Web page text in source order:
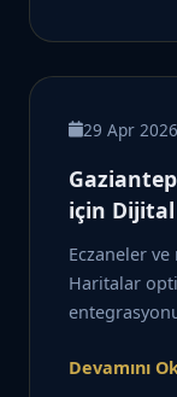
29 Apr 2026
için
Eczaneler
Haritalar
Devamını